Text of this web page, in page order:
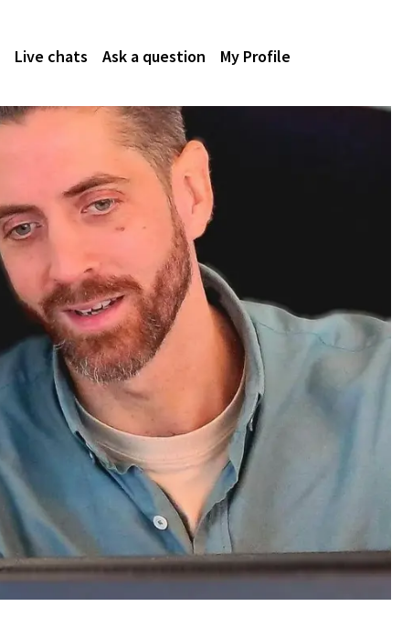
Live chats Ask a question My Profile